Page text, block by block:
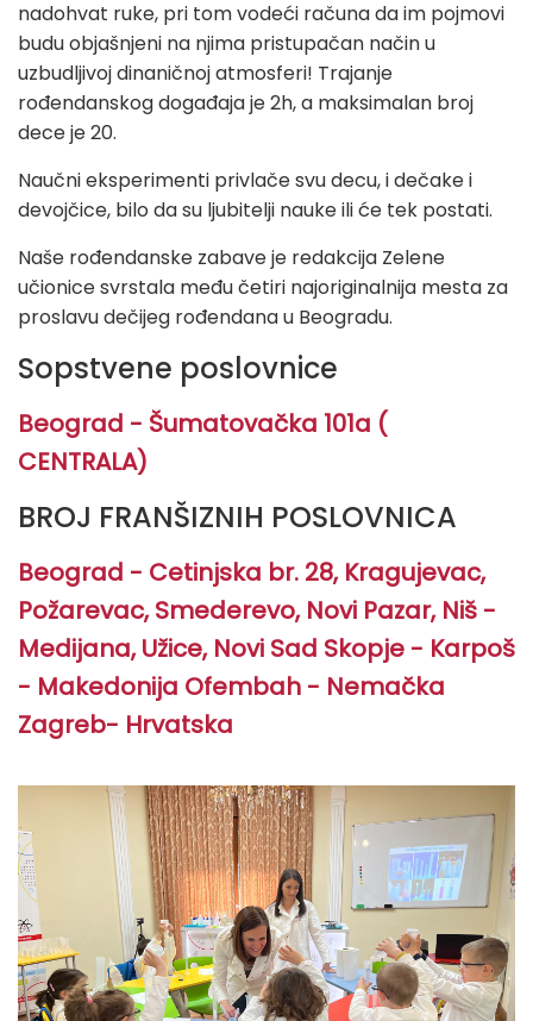
nadohvat ruke, pri tom vodeći računa da im pojmovi
budu objašnjeni na njima pristupačan način u
uzbudljivoj dinaničnoj atmosferi! Trajanje
rođendanskog događaja je 2h, a maksimalan broj
dece je 20.
Naučni eksperimenti privlače svu decu, i dečake i
devojčice, bilo da su ljubitelji nauke ili će tek postati.
Naše rođendanske zabave je redakcija Zelene
učionice svrstala među četiri najoriginalnija mesta za
proslavu dečijeg rođendana u Beogradu.
Sopstvene poslovnice
Beograd - Šumatovačka 101a (
CENTRALA)
BROJ FRANŠIZNIH POSLOVNICA
Beograd - Cetinjska br. 28, Kragujevac,
Požarevac, Smederevo, Novi Pazar, Niš -
Medijana, Užice, Novi Sad Skopje - Karpoš
- Makedonija Ofembah - Nemačka
Zagreb- Hrvatska